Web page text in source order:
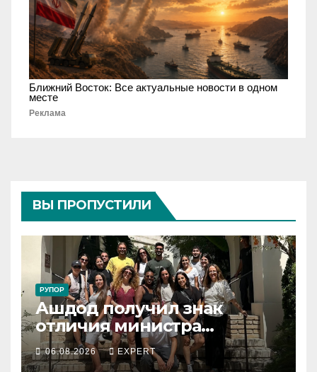
Ближний Восток: Все актуальные новости в одном
месте
Реклама
ВЫ ПРОПУСТИЛИ
РУПОР
Ашдод получил знак
отличия министра
обороны за поддержку
резервистов
06.08.2026 EXPERT